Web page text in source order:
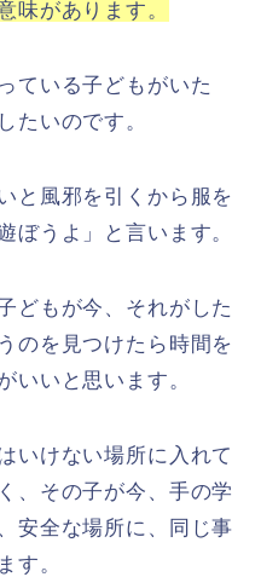
味があります。
ている子どもがいた
たいのです。
と風邪を引くから服を
ぼうよ」と言います。
どもが今、それがした
のを見つけたら時間を
いいと思います。
いけない場所に入れて
、その子が今、手の学
安全な場所に、同じ事
す。